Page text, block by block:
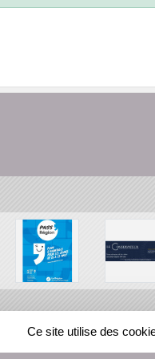
REGIONS
Ce site utilise des